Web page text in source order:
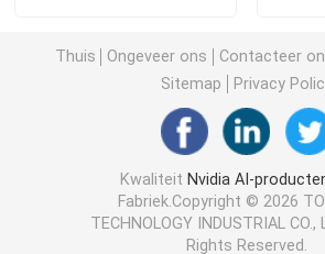
Brocade FC SFP -module
Brokaatsan Schakelaar
De Vergunning van de brokaatpeul
Thuis Ongeveer ons Contacteer
Sitemap
Privacy
Kwaliteit Nvidia AI-
Fabriek.Copyright © 2026
TECHNOLOGY INDUSTRIAL CO.,
Rights Reserved.